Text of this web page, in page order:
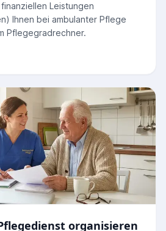
Leistungen
Ihnen bei ambulanter Pflege
Pflegegradrechner.
organisieren